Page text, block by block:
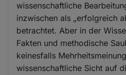
wissenschaftliche
inzwischen als „erfolgreich
betrachtet. Aber in der
Fakten und methodische
keinesfalls
wissenschaftliche Sicht auf